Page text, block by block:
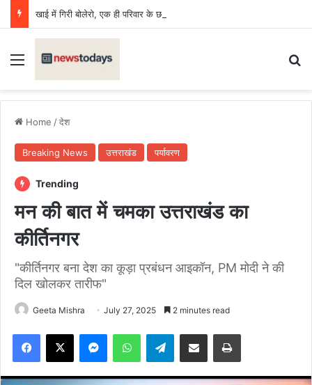
खाई में गिरी बोलेरो, एक ही परिवार के छह की मौत, एक किशोर घायल
Menu
Home /देश
Breaking News उत्तराखंड पर्यावरण
Trending
मन की बात में चमका उत्तराखंड का
कीर्तिनगर
"कीर्तिनगर बना देश का कूड़ा प्रबंधन आइकॉन, PM मोदी ने की
दिल खोलकर तारीफ"
Geeta Mishra July 27, 2025 2 minutes read
Facebook
X MessengerWhatsAppTelegramShare via Email Print